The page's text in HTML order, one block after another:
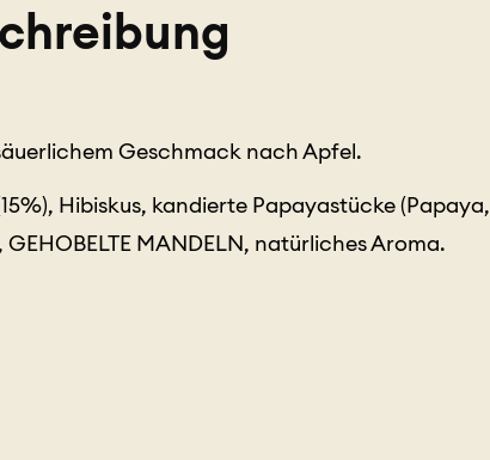
Geschmack nach Apfel.
Hibiskus, kandierte Papayastücke (Papaya,
MANDELN, natürliches Aroma.